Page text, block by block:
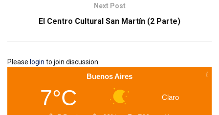
Next Post
El Centro Cultural San Martín (2 Parte)
Please login to join discussion
Buenos Aires
7°C Claro